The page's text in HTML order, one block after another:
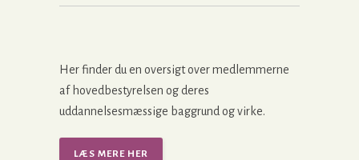
Her finder du en oversigt over medlemmerne
af hovedbestyrelsen og deres
uddannelsesmæssige baggrund og virke.
LÆS MERE HER